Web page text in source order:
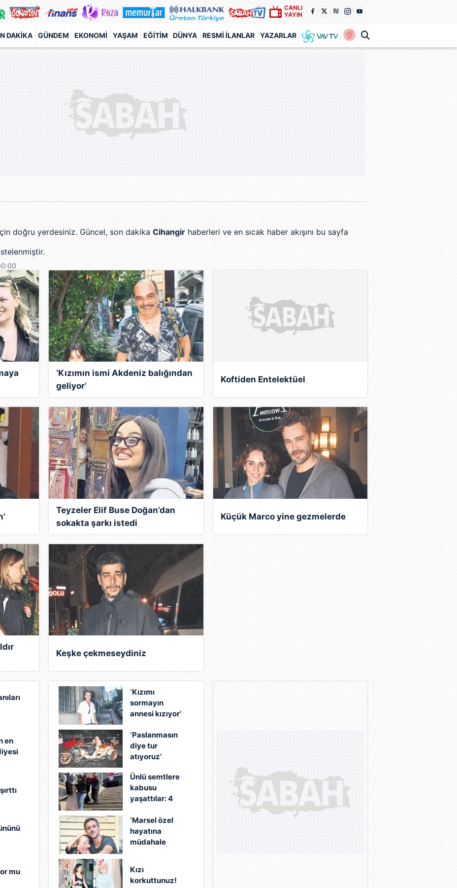
CANLI
YAYIN
DAKIKA GÜNDEM EKONOMI YAŞAM EĞITIM DÜNYA RESMI İLANLAR YAZARLAR
doğru yerdesiniz. Güncel, son dakika Cihangir haberleri ve en sıcak haber akışını bu sayfa
‘Kızımın ismi Akdeniz balığından
geliyor’
Koftiden Entelektüel
Teyzeler Elif Buse Doğan’dan
sokakta şarkı istedi
Küçük Marco yine gezmelerde
Keşke çekmeseydiniz
en
mu
‘Kızımı
sormayın
annesi kızıyor’
‘Paslanmasın
diye tur
atıyoruz’
Ünlü semtlere
kabusu
yaşattılar: 4
yakalandı!
‘Marsel özel
hayatına
müdahale
Kızı
korkuttunuz!